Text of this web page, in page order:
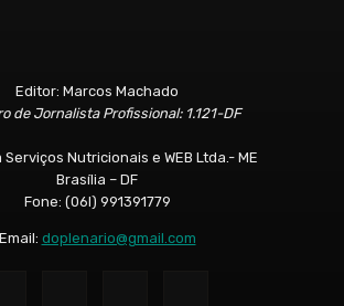
Editor: Marcos Machado
de Jornalista Profissional: 1.121-DF
Nutricionais e WEB Ltda.- ME
Brasília – DF
Fone: (06l) 991391779
Email: doplenario@gmail.com